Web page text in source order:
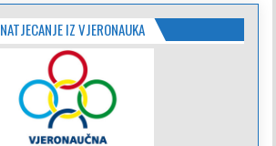
NATJECANJE IZ VJERONAUKA